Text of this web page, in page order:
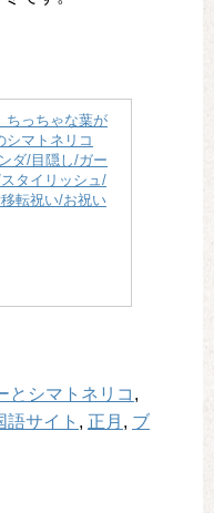
っちゃな葉が
シマトネリコ
ダ/目隠し/ガー
タイリッシュ/
転祝い/お祝い
とシマトネリコ ,
語サイト , 正月 , ブ